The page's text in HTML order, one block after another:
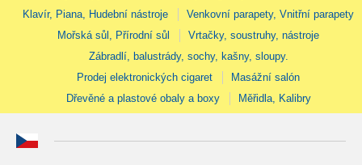
Klavír, Piana, Hudební nástroje
Venkovní parapety, Vnitřní parapety
Mořská sůl, Přírodní sůl
Vrtačky, soustruhy, nástroje
Zábradlí, balustrády, sochy, kašny, sloupy.
Prodej elektronických cigaret
Masážní salón
Dřevěné a plastové obaly a boxy
Měřidla, Kalibry